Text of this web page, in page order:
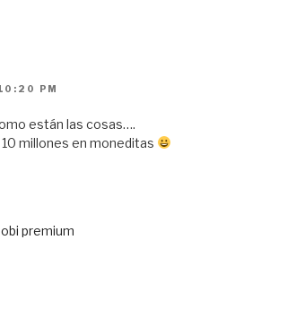
PM
están las cosas….
millones en moneditas
premium